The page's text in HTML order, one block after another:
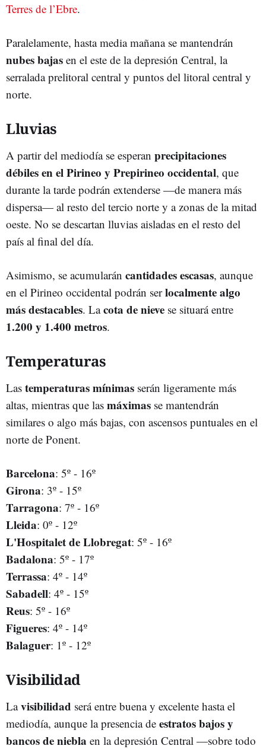
Terres de l’Ebre.
Paralelamente, hasta media mañana se mantendrán
nubes bajas en el este de la depresión Central, la
serralada prelitoral central y puntos del litoral central y
norte.
Lluvias
A partir del mediodía se esperan precipitaciones
débiles en el Pirineo y Prepirineo occidental, que
durante la tarde podrán extenderse —de manera más
dispersa— al resto del tercio norte y a zonas de la mitad
oeste. No se descartan lluvias aisladas en el resto del
país al final del día.
Asimismo, se acumularán cantidades escasas, aunque
en el Pirineo occidental podrán serlocalmente algo
más destacables. Lacota de nieve se situará entre
1.200 y 1.400 metros.
Temperaturas
Las temperaturas mínimas serán ligeramente más
altas, mientras que las máximas se mantendrán
similares o algo más bajas, con ascensos puntuales en el
norte de Ponent.
Barcelona: 5º - 16º
Girona: 3º - 15º
Tarragona: 7º - 16º
Lleida: 0º - 12º
L'Hospitalet de Llobregat: 5º - 16º
Badalona: 5º - 17º
Terrassa: 4º - 14º
Sabadell: 4º - 15º
Reus: 5º - 16º
Figueres: 4º - 14º
Balaguer: 1º - 12º
Visibilidad
Lavisibilidad será entre buena y excelente hasta el
mediodía, aunque la presencia de estratos bajos y
bancos de niebla en la depresión Central —sobre todo